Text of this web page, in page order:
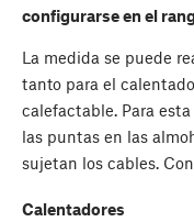
configurarse en el
La medida se puede
tanto para el
calefactable. Para
las puntas en las
sujetan los cables.
Calentadores